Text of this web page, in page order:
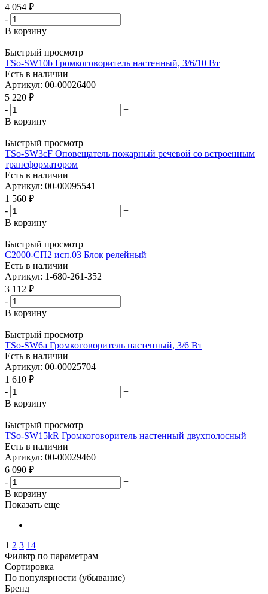
4 054 ₽
-
+
В корзину
Быстрый просмотр
TSo-SW10b Громкоговоритель настенный, 3/6/10 Вт
Есть в наличии
Артикул: 00-00026400
5 220 ₽
-
+
В корзину
Быстрый просмотр
TSo-SW3cF Оповещатель пожарный речевой со встроенным
трансформатором
Есть в наличии
Артикул: 00-00095541
1 560 ₽
-
+
В корзину
Быстрый просмотр
С2000-СП2 исп.03 Блок релейный
Есть в наличии
Артикул: 1-680-261-352
3 112 ₽
-
+
В корзину
Быстрый просмотр
TSo-SW6a Громкоговоритель настенный, 3/6 Вт
Есть в наличии
Артикул: 00-00025704
1 610 ₽
-
+
В корзину
Быстрый просмотр
TSo-SW15kR Громкоговоритель настенный двухполосный
Есть в наличии
Артикул: 00-00029460
6 090 ₽
-
+
В корзину
Показать еще
1 2 3 14
Фильтр по параметрам
Сортировка
По популярности (убывание)
Бренд